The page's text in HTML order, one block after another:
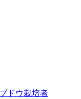
ドウ栽培者